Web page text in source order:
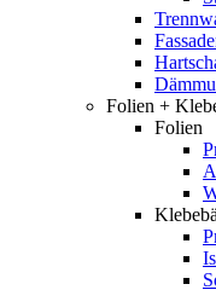
Folien +
Folien